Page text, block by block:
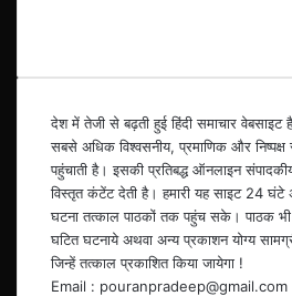
देश में तेजी से बढ़ती हुई हिंदी समाचार वेबसाइट
सबसे अधिक विश्वसनीय, प्रमाणिक और
पहुंचाती है। इसकी प्रतिबद्ध ऑनलाइन
विस्तृत कंटेंट देती है। हमारी यह साइट 24 घंटे
घटना तत्काल पाठकों तक पहुंच सके। पाठक
घटित घटनाये अथवा अन्य प्रकाशन योग्य
जिन्हें तत्काल प्रकाशित किया जायेगा !
Email : pouranpradeep@gmail.com